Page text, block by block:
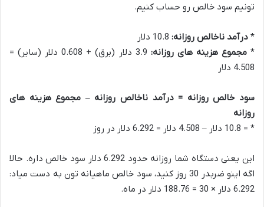
تونیم سود خالص رو حساب کنیم.
* درآمد ناخالص روزانه:
*مجموع هزینه های روزانه:
3.9 دلار (برق) + 0.608 دلار (سایر) =
4.508 دلار
سود خالص روزانه = درآمد ناخالص روزانه – مجموع هزینه های
روزانه
* = 10.8 دلار – 4.508 دلار = 6.292 دلار در روز
این یعنی دستگاه شما روزانه حدود 6.292 دلار سود خالص داره. حالا
اگه اینو ضربدر 30 روز کنید، سود خالص ماهیانه تون به دست میاد:
6.292 دلار × 30 = 188.76 دلار در ماه.